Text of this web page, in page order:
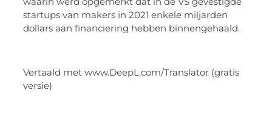
startups van makers in 2021 enkele miljarden
dollars aan financiering hebben binnengehaald.
Vertaald met www.DeepL.com/Translator (gratis
versie)